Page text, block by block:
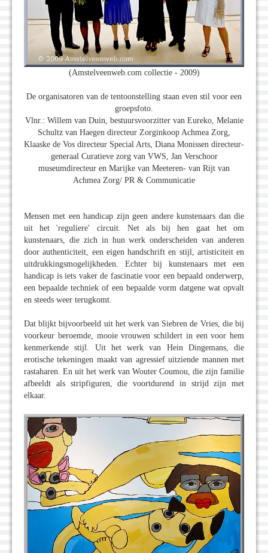
(Amstelveenweb.com collectie - 2009)
De organisatoren van de tentoonstelling staan even stil voor een
groepsfoto.
Vlnr.: Willem van Duin, bestuursvoorzitter van Eureko, Melanie
Schultz van Haegen directeur Zorginkoop Achmea Zorg,
Klaaske de Vos directeur Special Arts, Diana Monissen directeur-
generaal Curatieve zorg van VWS, Jan Verschoor
museumdirecteur en Marijke van Meeteren- van Rijt van
Achmea Zorg/ PR & Communicatie
Mensen met een handicap zijn geen andere kunstenaars dan die
uit het 'reguliere' circuit. Net als bij hen gaat het om
kunstenaars, die zich in hun werk onderscheiden van anderen
door authenticiteit, een eigen handschrift en stijl, artisticiteit en
uitdrukkingsmogelijkheden. Echter bij kunstenaars met een
handicap is iets vaker de fascinatie voor een bepaald onderwerp,
een bepaalde techniek of een bepaalde vorm datgene wat opvalt
en steeds weer terugkomt.
Dat blijkt bijvoorbeeld uit het werk van Siebren de Vries, die bij
voorkeur beroemde, mooie vrouwen schildert in een voor hem
kenmerkende stijl. Uit het werk van Hein Dingemans, die
erotische tekeningen maakt van agressief uitziende mannen met
rastaharen. En uit het werk van Wouter Coumou, die zijn familie
afbeeldt als stripfiguren, die voortdurend in strijd zijn met
elkaar.